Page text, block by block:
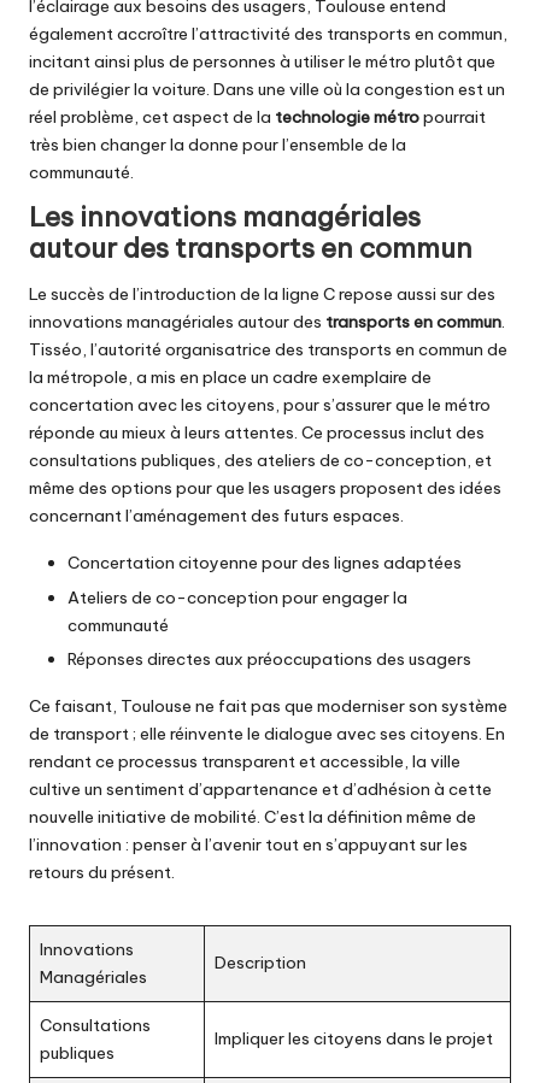
l’éclairage aux besoins des usagers, Toulouse entend
également accroître l’attractivité des transports en commun,
incitant ainsi plus de personnes à utiliser le métro plutôt que
de privilégier la voiture. Dans une ville où la congestion est un
réel problème, cet aspect de la technologie métropourrait
très bien changer la donne pour l’ensemble de la
communauté.
Les innovations managériales
autour des transports en commun
Le succès de l’introduction de la ligne C repose aussi sur des
innovations managériales autour des transports en commun.
Tisséo, l’autorité organisatrice des transports en commun de
la métropole, a mis en place un cadre exemplaire de
concertation avec les citoyens, pour s’assurer que le métro
réponde au mieux à leurs attentes. Ce processus inclut des
consultations publiques, des ateliers de co-conception, et
même des options pour que les usagers proposent des idées
concernant l’aménagement des futurs espaces.
Concertation citoyenne pour des lignes adaptées
Ateliers de co-conception pour engager la
communauté
Réponses directes aux préoccupations des usagers
Ce faisant, Toulouse ne fait pas que moderniser son système
de transport ; elle réinvente le dialogue avec ses citoyens. En
rendant ce processus transparent et accessible, la ville
cultive un sentiment d’appartenance et d’adhésion à cette
nouvelle initiative de mobilité. C’est la définition même de
l’innovation : penser à l’avenir tout en s’appuyant sur les
retours du présent.
Innovations
Managériales
Description
Consultations
publiques
Impliquer les citoyens dans le projet